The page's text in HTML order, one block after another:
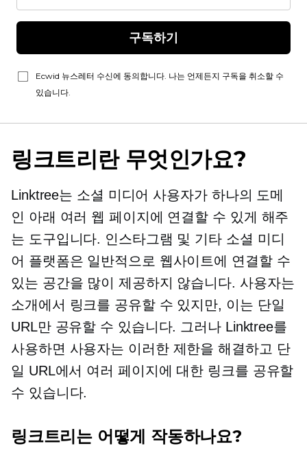
구독하기
Ecwid 뉴스레터 수신에 동의합니다. 나는 언제든지 구독을 취소할 수
있습니다.
링크트리란 무엇인가요?
Linktree는 소셜 미디어 사용자가 하나의 도메
인 아래 여러 웹 페이지에 연결할 수 있게 해주
는 도구입니다. 인스타그램 및 기타 소셜 미디
어 플랫폼은 일반적으로 웹사이트에 연결할 수
있는 공간을 많이 제공하지 않습니다. 사용자는
소개에서 링크를 공유할 수 있지만, 이는 단일
URL만 공유할 수 있습니다. 그러나 Linktree를
사용하면 사용자는 이러한 제한을 해결하고 단
일 URL에서 여러 페이지에 대한 링크를 공유할
수 있습니다.
링크트리는 어떻게 작동하나요?